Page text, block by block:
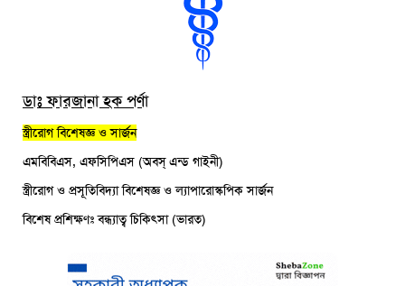
ডাঃ ফারজানা হক পর্ণা
স্ত্রীরোগ বিশেষজ্ঞ ও সার্জন
এমবিবিএস, এফসিপিএস (অবস্‌ এন্ড গাইনী)
স্ত্রীরোগ ও প্রসূতিবিদ্যা বিশেষজ্ঞ ও ল্যাপারোস্কপিক সার্জন
বিশেষ প্রশিক্ষণঃ বন্ধ্যাত্ব চিকিৎসা (ভারত)